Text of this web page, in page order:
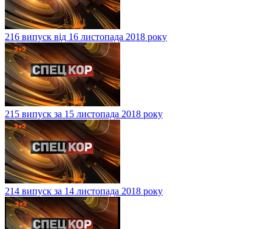
216 випуск від 16 листопада 2018 року
215 випуск за 15 листопада 2018 року
214 випуск за 14 листопада 2018 року